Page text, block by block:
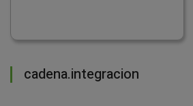
cadena.integracion